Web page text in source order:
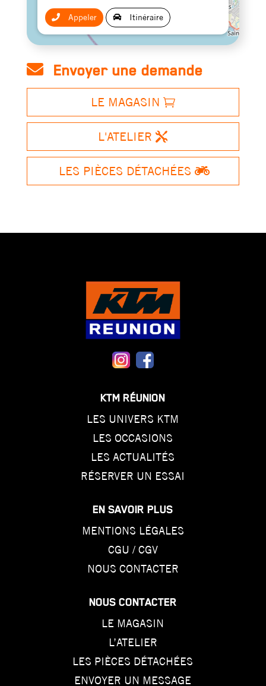
Appeler Itinéraire
Envoyer une demande
LE MAGASIN
L'ATELIER
LES PIÈCES DÉTACHÉES
KTM RÉUNION
LES UNIVERS KTM
LES OCCASIONS
LES ACTUALITÉS
RÉSERVER UN ESSAI
EN SAVOIR PLUS
MENTIONS LÉGALES
CGU / CGV
NOUS CONTACTER
NOUS CONTACTER
LE MAGASIN
L’ATELIER
LES PIÈCES DÉTACHÉES
ENVOYER UN MESSAGE